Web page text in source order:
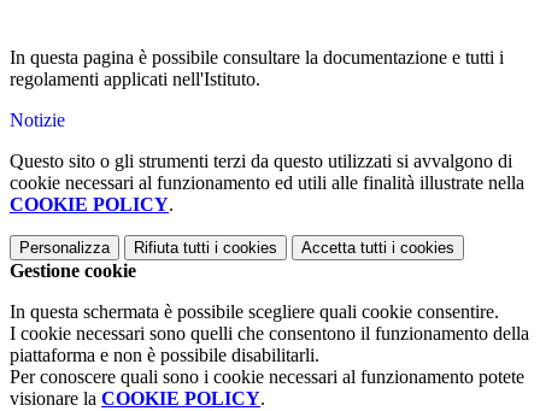
In questa pagina è possibile consultare la documentazione e tutti i
regolamenti applicati nell'Istituto.
Notizie
Questo sito o gli strumenti terzi da questo utilizzati si avvalgono di
cookie necessari al funzionamento ed utili alle finalità illustrate nella
COOKIE POLICY.
Personalizza Rifiuta tutti i cookies Accetta tutti i cookies
Gestione cookie
In questa schermata è possibile scegliere quali cookie consentire.
I cookie necessari sono quelli che consentono il funzionamento della
piattaforma e non è possibile disabilitarli.
Per conoscere quali sono i cookie necessari al funzionamento potete
visionare la COOKIE POLICY.